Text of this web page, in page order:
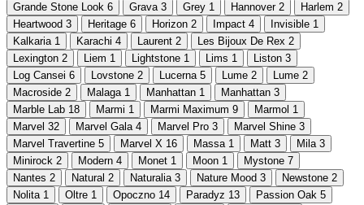
Grande Stone Look 6 Grava 3 Grey 1 Hannover 2 Harlem 2
Heartwood 3 Heritage 6 Horizon 2 Impact 4 Invisible 1
Kalkaria 1 Karachi 4 Laurent 2 Les Bijoux De Rex 2
Lexington 2 Liem 1 Lightstone 1 Lims 1 Liston 3
Log Cansei 6 Lovstone 2 Lucerna 5 Lume 2 Lume 2
Macroside 2 Malaga 1 Manhattan 1 Manhattan 3
Marble Lab 18 Marmi 1 Marmi Maximum 9 Marmol 1
Marvel 32 Marvel Gala 4 Marvel Pro 3 Marvel Shine 3
Marvel Travertine 5 Marvel X 16 Massa 1 Matt 3 Mila 3
Minirock 2 Modern 4 Monet 1 Moon 1 Mystone 7
Nantes 2 Natural 2 Naturalia 3 Nature Mood 3 Newstone 2
Nolita 1 Oltre 1 Opoczno 14 Paradyz 13 Passion Oak 5